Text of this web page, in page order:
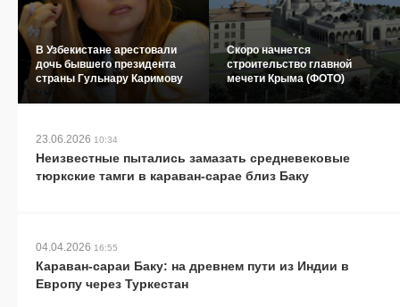
В Узбекистане арестовали
дочь бывшего президента
страны Гульнару Каримову
Скоро начнется
строительство главной
мечети Крыма (ФОТО)
23.06.2026 10:34
Неизвестные пытались замазать средневековые
тюркские тамги в караван-сарае близ Баку
04.04.2026 16:55
Караван-сараи Баку: на древнем пути из Индии в
Европу через Туркестан